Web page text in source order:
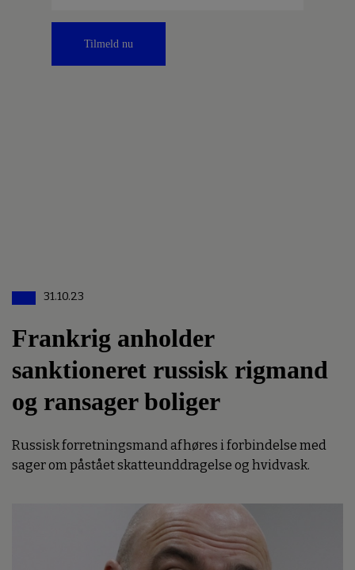
Tilmeld nu
31.10.23
Frankrig anholder
sanktioneret russisk rigmand
og ransager boliger
Russisk forretningsmand afhøres i forbindelse med
sager om påstået skatteunddragelse og hvidvask.